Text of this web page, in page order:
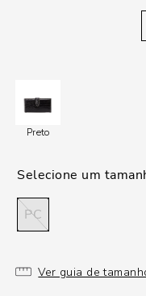
Preto
PC
Ver guia de